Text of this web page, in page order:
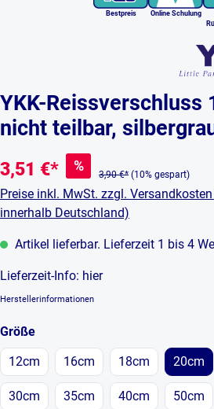
Bestpreis Online Schulung
YKK-Reissverschluss
nicht teilbar,
3,51 €* %
3,90 €* (10% gespart)
Preise inkl. MwSt. zzgl.
innerhalb Deutschland)
Artikel lieferbar. Lieferzeit 1 bis 4
Lieferzeit-Info: hier
Herstellerinformationen
Größeauswählen
12cm 16cm 18cm 20cm
30cm 35cm 40cm 50cm